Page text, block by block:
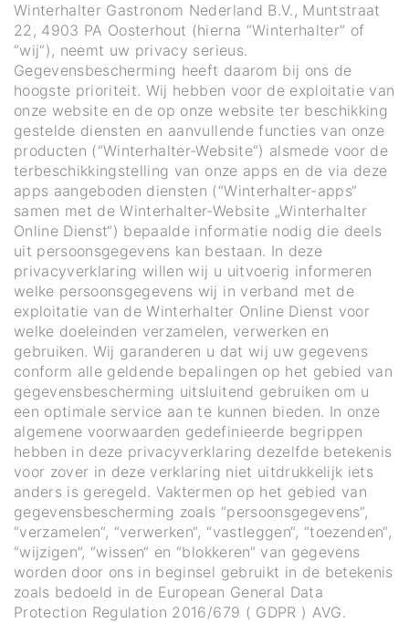
Winterhalter Gastronom Nederland B.V., Muntstraat
22, 4903 PA Oosterhout (hierna “Winterhalter“ of
“wij“), neemt uw privacy serieus.
Gegevensbescherming heeft daarom bij ons de
hoogste prioriteit. Wij hebben voor de exploitatie van
onze website en de op onze website ter beschikking
gestelde diensten en aanvullende functies van onze
producten (“Winterhalter-Website“) alsmede voor de
terbeschikkingstelling van onze apps en de via deze
apps aangeboden diensten (“Winterhalter-apps“
samen met de Winterhalter-Website „Winterhalter
Online Dienst“) bepaalde informatie nodig die deels
uit persoonsgegevens kan bestaan. In deze
privacyverklaring willen wij u uitvoerig informeren
welke persoonsgegevens wij in verband met de
exploitatie van de Winterhalter Online Dienst voor
welke doeleinden verzamelen, verwerken en
gebruiken. Wij garanderen u dat wij uw gegevens
conform alle geldende bepalingen op het gebied van
gegevensbescherming uitsluitend gebruiken om u
een optimale service aan te kunnen bieden. In onze
algemene voorwaarden gedefinieerde begrippen
hebben in deze privacyverklaring dezelfde betekenis
voor zover in deze verklaring niet uitdrukkelijk iets
anders is geregeld. Vaktermen op het gebied van
gegevensbescherming zoals “persoonsgegevens“,
“verzamelen“, “verwerken“, “vastleggen“, “toezenden“,
“wijzigen”, “wissen“ en “blokkeren“ van gegevens
worden door ons in beginsel gebruikt in de betekenis
zoals bedoeld in de European General Data
Protection Regulation 2016/679 ( GDPR ) AVG.